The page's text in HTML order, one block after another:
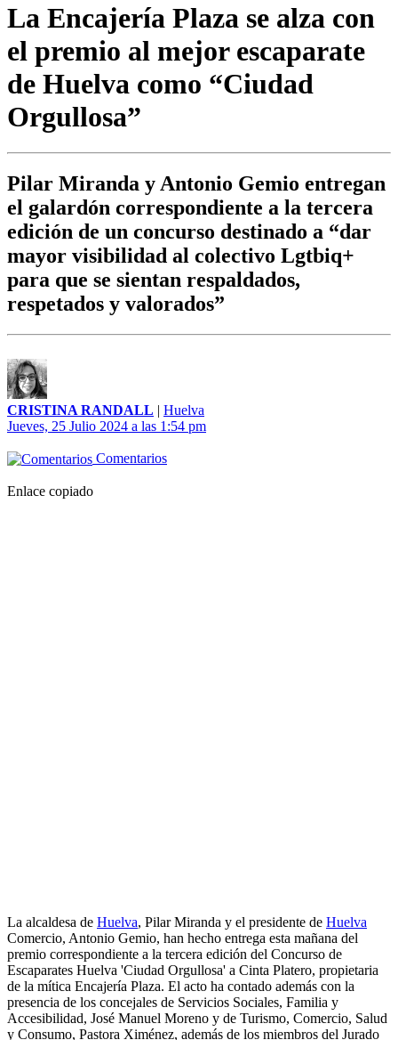
La Encajería Plaza se alza con
el premio al mejor escaparate
de Huelva como “Ciudad
Orgullosa”
Pilar Miranda y Antonio Gemio entregan
el galardón correspondiente a la tercera
edición de un concurso destinado a “dar
mayor visibilidad al colectivo Lgtbiq+
para que se sientan respaldados,
respetados y valorados”
CRISTINA RANDALL | Huelva
Jueves, 25 Julio 2024 a las 1:54 pm
Comentarios
Enlace copiado
La alcaldesa de Huelva, Pilar Miranda y el presidente de Huelva
Comercio, Antonio Gemio, han hecho entrega esta mañana del
premio correspondiente a la tercera edición del Concurso de
Escaparates Huelva 'Ciudad Orgullosa' a Cinta Platero, propietaria
de la mítica Encajería Plaza. El acto ha contado además con la
presencia de los concejales de Servicios Sociales, Familia y
Accesibilidad, José Manuel Moreno y de Turismo, Comercio, Salud
y Consumo, Pastora Ximénez, además de los miembros del Jurado